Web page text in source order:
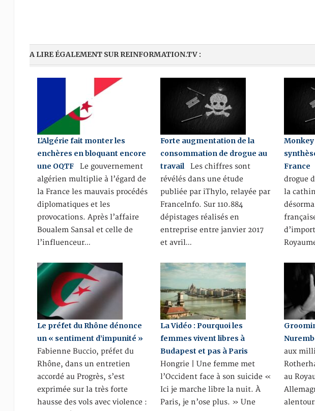
A LIRE ÉGALEMENT SUR REINFORMATION.TV :
L’Algérie fait monter les
enchères en bloquant encore
une OQTFLe gouvernement
algérien multiplie à l’égard de
la France les mauvais procédés
diplomatiques et les
provocations. Après l’affaire
Boualem Sansal et celle de
l’influenceur…
Forte augmentation de la
consommation de drogue au
travailLes chiffres sont
révélés dans une étude
publiée par iThylo, relayée par
FranceInfo. Sur 110.884
dépistages réalisés en
entreprise entre janvier 2017
et avril…
Monkey
France
drogue
la
Le préfet du Rhône dénonce
un « sentiment d’impunité »
Fabienne Buccio, préfet du
Rhône, dans un entretien
accordé au Progrès, s’est
exprimée sur la très forte
hausse des vols avec violence :
La Vidéo : Pourquoi les
femmes vivent libres à
Budapest et pas à Paris
Hongrie | Une femme met
l’Occident face à son suicide «
Ici je marche libre la nuit. À
Paris, je n’ose plus. » Une
aux
au